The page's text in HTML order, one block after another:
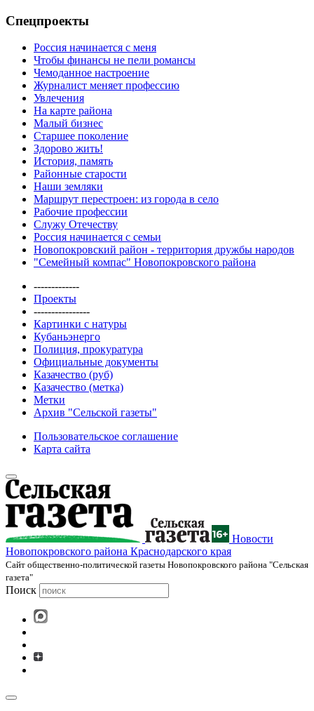
Спецпроекты
Россия начинается с меня
Чтобы финансы не пели романсы
Чемоданное настроение
Журналист меняет профессию
Увлечения
На карте района
Малый бизнес
Старшее поколение
Здорово жить!
История, память
Районные старости
Наши земляки
Маршрут перестроен: из города в село
Рабочие профессии
Служу Отечеству
Россия начинается с семьи
Новопокровский район - территория дружбы народов
"Семейный компас" Новопокровского района
-------------
Проекты
----------------
Картинки с натуры
Кубаньэнерго
Полиция, прокуратура
Официальные документы
Казачество (руб)
Казачество (метка)
Метки
Архив "Сельской газеты"
Пользовательское соглашение
Карта сайта
Новости
Новопокровского района Краснодарского края
Cайт общественно-политической газеты Новопокровского района "Сельская
газета"
Поиск